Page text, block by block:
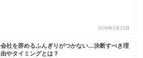
2018年3月23日
会社を辞めるふんぎりがつかない…決断すべき理
由やタイミングとは？